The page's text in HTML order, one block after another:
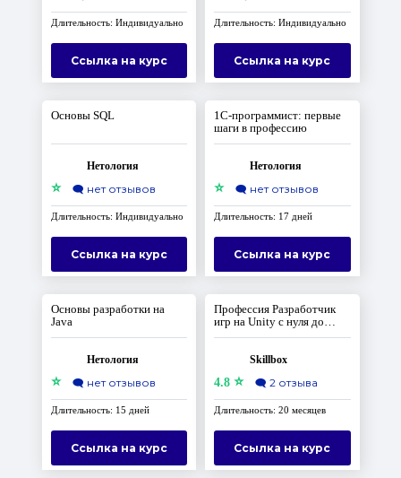
Длительность: Индивидуально
Ссылка на курс
Длительность: Индивидуально
Ссылка на курс
Основы SQL
Нетология
⭐ 🗨️ нет отзывов
Длительность: Индивидуально
Ссылка на курс
1С-программист: первые
шаги в профессию
Нетология
⭐ 🗨️ нет отзывов
Длительность: 17 дней
Ссылка на курс
Основы разработки на
Java
Нетология
⭐ 🗨️ нет отзывов
Длительность: 15 дней
Ссылка на курс
Профессия Разработчик
игр на Unity с нуля до
Middle
Skillbox
4.8 ⭐ 🗨️ 2 отзыва
Длительность: 20 месяцев
Ссылка на курс